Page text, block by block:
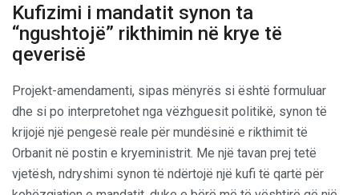
Kufizimi i mandatit synon ta
“ngushtojë” rikthimin në krye të
qeverisë
Projekt-amendamenti, sipas mënyrës si është formuluar
dhe si po interpretohet nga vëzhguesit politikë, synon të
krijojë një pengesë reale për mundësinë e rikthimit të
Orbanit në postin e kryeministrit. Me një tavan prej tetë
vjetësh, ndryshimi synon të ndërtojë një kufi të qartë për